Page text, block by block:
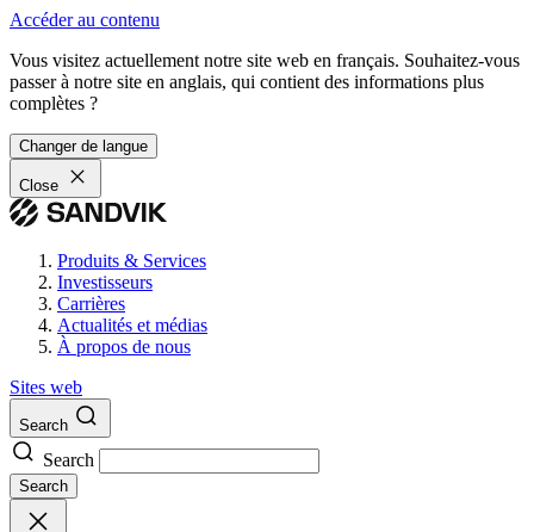
Accéder au contenu
Vous visitez actuellement notre site web en français. Souhaitez-vous
passer à notre site en anglais, qui contient des informations plus
complètes ?
Changer de langue
Close
Produits & Services
Investisseurs
Carrières
Actualités et médias
À propos de nous
Sites web
Search
Search
Search